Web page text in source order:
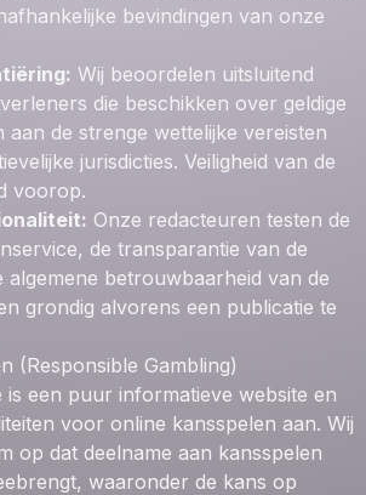
bevindingen van onze
Wij beoordelen uitsluitend
die beschikken over geldige
aan de strenge wettelijke vereisten
jurisdicties. Veiligheid van de
voorop.
Onze redacteuren testen de
de transparantie van de
betrouwbaarheid van de
grondig alvorens een publicatie te
(Responsible Gambling)
is een puur informatieve website en
voor online kansspelen aan. Wij
op dat deelname aan kansspelen
waaronder de kans op